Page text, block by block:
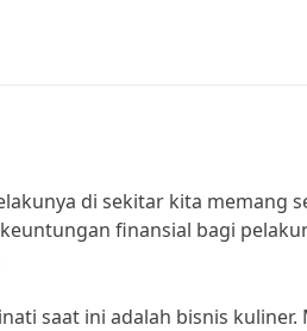
di sekitar kita memang
finansial bagi
saat ini adalah bisnis